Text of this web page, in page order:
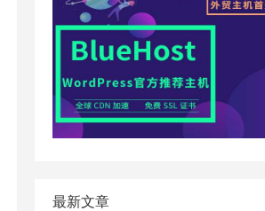
最新文章